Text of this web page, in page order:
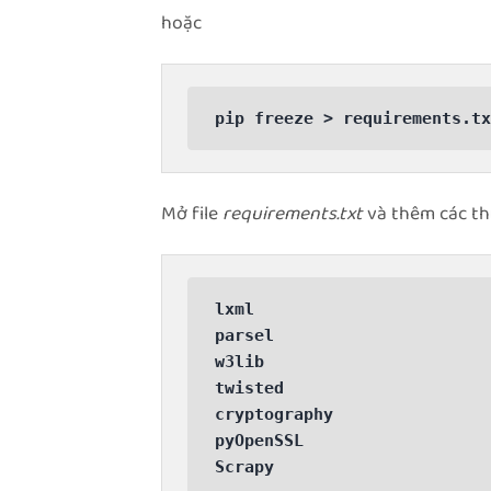
hoặc
Mở filerequirements.txtvà thêm các
lxml
parsel
w3lib
twisted
cryptography
pyOpenSSL